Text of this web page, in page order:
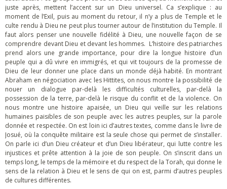
juste après, mettent l’accent sur un Dieu universel. Ca s’explique : au
moment de l’Exil, puis au moment du retour, il n’y a plus de Temple et le
culte rendu à Dieu ne peut plus tourner autour de l’institution du Temple. Il
faut alors penser une nouvelle fidélité à Dieu, une nouvelle façon de se
comprendre devant Dieu et devant les hommes. L’histoire des patriarches
prend alors une grande importance, pour dire la longue histoire d’un
peuple qui a dû vivre en immigrés, et qui vit toujours de la promesse de
Dieu de leur donner une place dans un monde déjà habité. En montrant
Abraham en négociation avec les Hittites, on nous montre la possibilité de
nouer un dialogue par-delà les difficultés culturelles, par-delà la
possession de la terre, par-delà le risque du conflit et de la violence. On
nous montre une histoire apaisée, un Dieu qui veille sur les relations
humaines paisibles de son peuple avec les autres peuples, sur la parole
donnée et respectée. On est loin ici d’autres textes, comme dans le livre de
Josué, où la conquête militaire est la seule chose qui permet de s’installer.
On parle ici d’un Dieu créateur et d’un Dieu libérateur, qui lutte contre les
injustices et prête attention à la joie de son peuple. On s’inscrit dans un
temps long, le temps de la mémoire et du respect de la Torah, qui donne le
sens de la relation à Dieu et le sens de qui on est, parmi d’autres peuples
de cultures différentes.